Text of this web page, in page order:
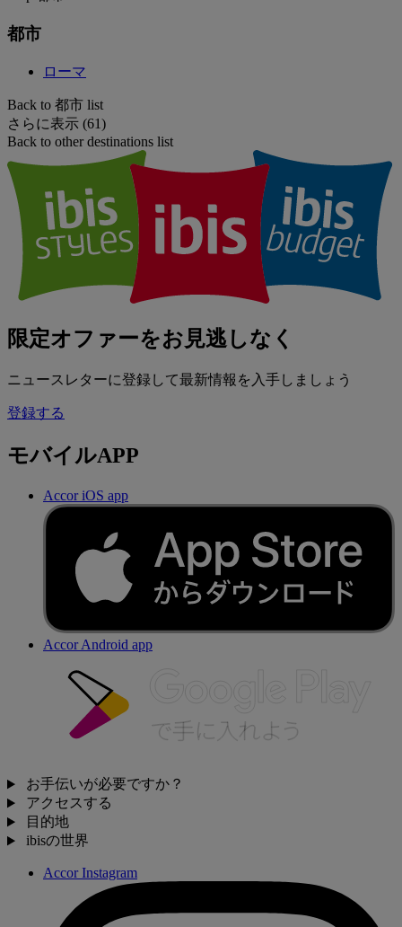
都市
ローマ
Back to 都市 list
さらに表示 (61)
Back to other destinations list
限定オファーをお見逃しなく
ニュースレターに登録して最新情報を入手しましょう
登録する
モバイルAPP
Accor iOS app
Accor Android app
お手伝いが必要ですか？
アクセスする
目的地
ibisの世界
Accor Instagram